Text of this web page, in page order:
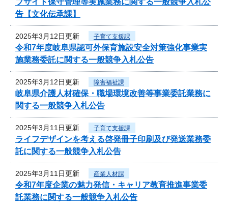
告【文化伝承課】
2025年3月12日更新 子育て支援課
令和7年度岐阜県認可外保育施設安全対策強化事業実
施業務委託に関する一般競争入札公告
2025年3月12日更新 障害福祉課
岐阜県介護人材確保・職場環境改善等事業委託業務に
関する一般競争入札公告
2025年3月11日更新 子育て支援課
ライフデザインを考える啓発冊子印刷及び発送業務委
託に関する一般競争入札公告
2025年3月11日更新 産業人材課
令和7年度企業の魅力発信・キャリア教育推進事業委
託業務に関する一般競争入札公告